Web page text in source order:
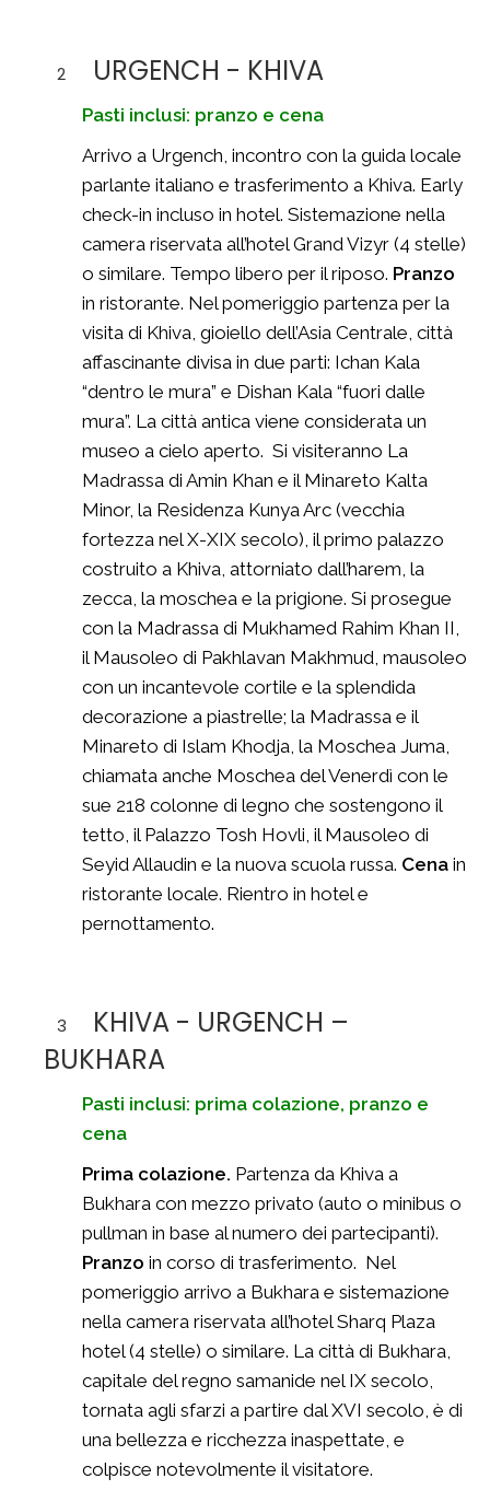
2 URGENCH - KHIVA
Pasti inclusi: pranzo e cena
Arrivo a Urgench, incontro con la guida locale
parlante italiano e trasferimento a Khiva. Early
check-in incluso in hotel. Sistemazione nella
camera riservata all’hotel Grand Vizyr (4 stelle)
o similare. Tempo libero per il riposo. Pranzo
in ristorante. Nel pomeriggio partenza per la
visita di Khiva, gioiello dell’Asia Centrale, città
affascinante divisa in due parti: Ichan Kala
“dentro le mura” e Dishan Kala “fuori dalle
mura”. La città antica viene considerata un
museo a cielo aperto. Si visiteranno La
Madrassa di Amin Khan e il Minareto Kalta
Minor, la Residenza Kunya Arc (vecchia
fortezza nel X-XIX secolo), il primo palazzo
costruito a Khiva, attorniato dall’harem, la
zecca, la moschea e la prigione. Si prosegue
con la Madrassa di Mukhamed Rahim Khan II,
il Mausoleo di Pakhlavan Makhmud, mausoleo
con un incantevole cortile e la splendida
decorazione a piastrelle; la Madrassa e il
Minareto di Islam Khodja, la Moschea Juma,
chiamata anche Moschea del Venerdì con le
sue 218 colonne di legno che sostengono il
tetto, il Palazzo Tosh Hovli, il Mausoleo di
Seyid Allaudin e la nuova scuola russa. Cena in
ristorante locale. Rientro in hotel e
pernottamento.
3
KHIVA - URGENCH –
BUKHARA
Pasti inclusi: prima colazione, pranzo e
cena
Prima colazione. Partenza da Khiva a
Bukhara con mezzo privato (auto o minibus o
pullman in base al numero dei partecipanti).
Pranzo in corso di trasferimento. Nel
pomeriggio arrivo a Bukhara e sistemazione
nella camera riservata all’hotel Sharq Plaza
hotel (4 stelle) o similare. La città di Bukhara,
capitale del regno samanide nel IX secolo,
tornata agli sfarzi a partire dal XVI secolo, è di
una bellezza e ricchezza inaspettate, e
colpisce notevolmente il visitatore.